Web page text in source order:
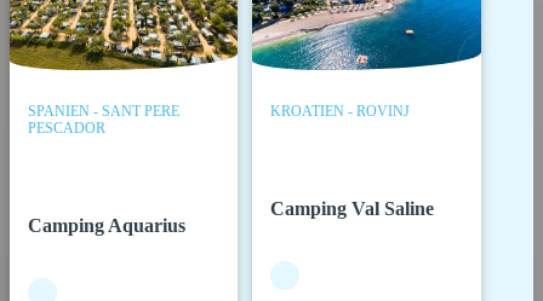
SPANIEN - SANT PERE
PESCADOR
Camping Aquarius
KROATIEN - ROVINJ
Camping Val Saline